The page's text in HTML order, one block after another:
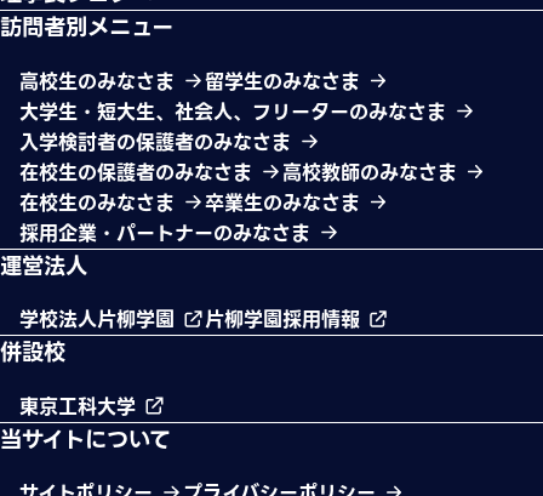
訪問者別メニュー
高校生のみなさま
留学生のみなさま
大学生・短大生、社会人、フリーターのみなさま
入学検討者の保護者のみなさま
在校生の保護者のみなさま
高校教師のみなさま
在校生のみなさま
卒業生のみなさま
採用企業・パートナーのみなさま
運営法人
学校法人片柳学園 片柳学園採用情報
併設校
東京工科大学
当サイトについて